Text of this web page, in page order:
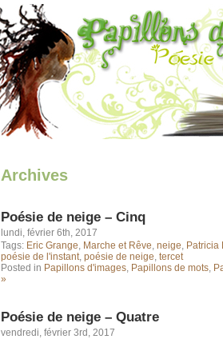
Archives
Poésie de neige – Cinq
lundi, février 6th, 2017
Tags: Eric Grange, Marche et Rêve, neige, Patricia
poésie de l'instant, poésie de neige, tercet
Posted in Papillons d'images, Papillons de mots,
»
Poésie de neige – Quatre
vendredi, février 3rd, 2017